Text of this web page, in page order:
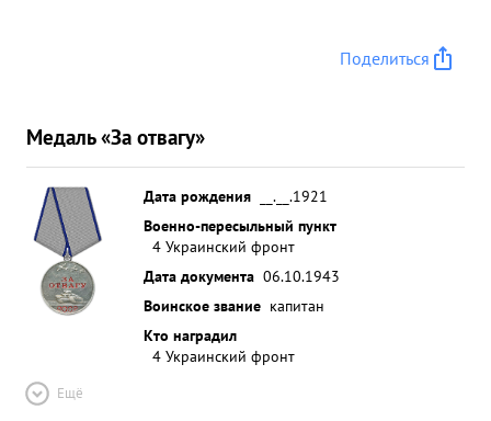
Поделиться
Медаль «За отвагу»
Дата рождения
__.__.1921
Военно-пересыльный пункт
4 Украинский фронт
Дата документа 06.10.1943
Воинское звание капитан
Кто наградил
4 Украинский фронт
Ещё